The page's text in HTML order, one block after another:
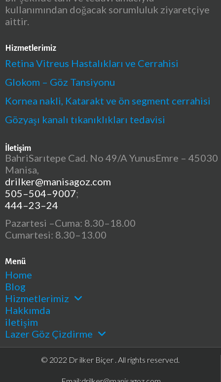
kullanımından doğacak sorumluluk ziyaretçiye
aittir.
Hizmetlerimiz
Retina Vitreus Hastalıkları ve Cerrahisi
Glokom – Göz Tansiyonu
Kornea nakli, Katarakt ve ön segment cerrahisi
Gözyaşı kanalı tıkanıklıkları tedavisi
İletişim
BahriSarıtepe Cad. No 49/A YunusEmre – 45030
Manisa,
drilker@manisagoz.com
505–504–9007;
444–23–24
Pazartesi –Cuma: 8.30–18.00
Cumartesi: 8.30–13.00
Menü
Home
Blog
Hizmetlerimiz
Hakkımda
iletişim
Lazer Göz Çizdirme
© 2022 Dr ilker Biçer . All rights reserved.